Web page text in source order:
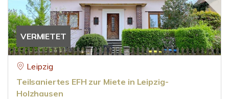
VERMIETET
Leipzig
Teilsaniertes EFH zur Miete in Leipzig-
Holzhausen